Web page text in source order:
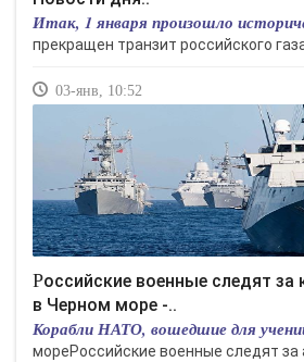
Итак, 1 января произошло
прекращен транзит российского
03-янв, 10:52
Российские военные следят за кораблями НАТО
в Черном море -..
Корабли НАТО, вошедшие для
мореРоссийские военные следят за